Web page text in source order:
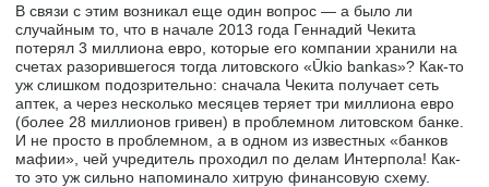
В связи с этим возникал еще один вопрос — а было ли
случайным то, что в начале 2013 года Геннадий Чекита
потерял 3 миллиона евро, которые его компании хранили на
счетах разорившегося тогда литовского «Ūkio bankas»? Как-то
уж слишком подозрительно: сначала Чекита получает сеть
аптек, а через несколько месяцев теряет три миллиона евро
(более 28 миллионов гривен) в проблемном литовском банке.
И не просто в проблемном, а в одном из известных «банков
мафии», чей учредитель проходил по делам Интерпола! Как-
то это уж сильно напоминало хитрую финансовую схему.